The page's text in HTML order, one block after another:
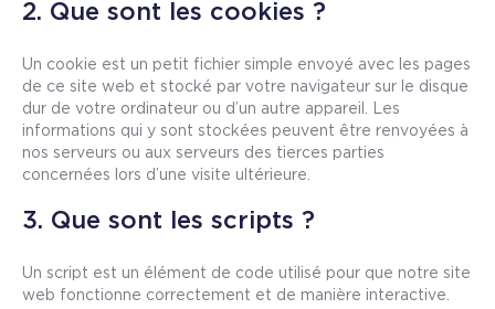
2. Que sont les cookies ?
Un cookie est un petit fichier simple envoyé avec les pages
de ce site web et stocké par votre navigateur sur le disque
dur de votre ordinateur ou d’un autre appareil. Les
informations qui y sont stockées peuvent être renvoyées à
nos serveurs ou aux serveurs des tierces parties
concernées lors d’une visite ultérieure.
3. Que sont les scripts ?
Un script est un élément de code utilisé pour que notre site
web fonctionne correctement et de manière interactive.